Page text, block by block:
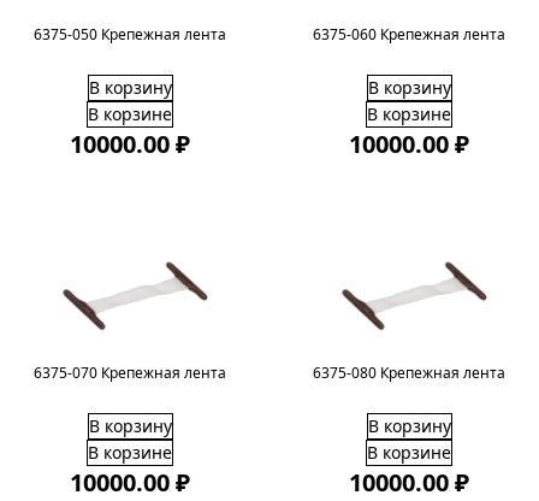
6375-050 Крепежная лента
В корзину
В корзине
10000.00 ₽
6375-060 Крепежная лента
В корзину
В корзине
10000.00 ₽
6375-070 Крепежная лента
В корзину
В корзине
10000.00 ₽
6375-080 Крепежная лента
В корзину
В корзине
10000.00 ₽